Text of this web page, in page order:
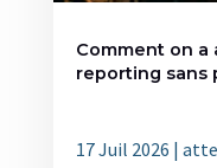
Comment on a
reporting sans
17 Juil 2026 |